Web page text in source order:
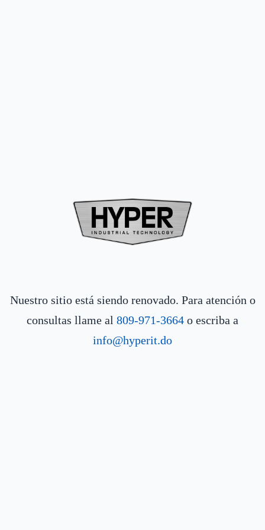
Nuestro sitio está siendo renovado. Para atención o
consultas llame al 809-971-3664 o escriba a
info@hyperit.do